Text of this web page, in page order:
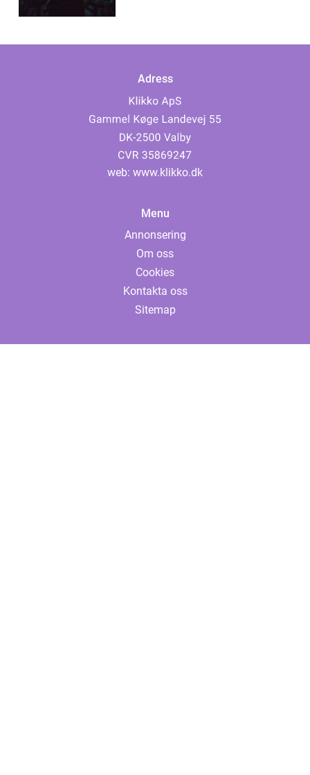
Adress
web: www.klikko.dk
Menu
Annonsering
Om oss
Cookies
Kontakta oss
Sitemap